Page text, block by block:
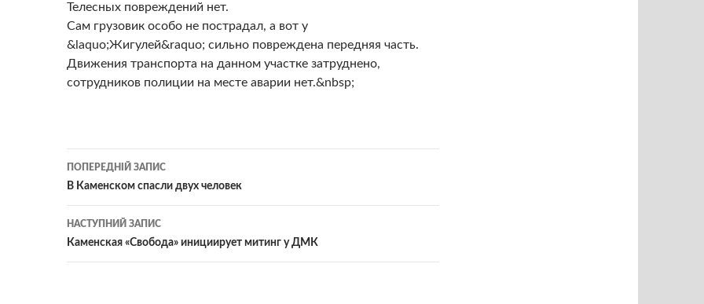
Телесных повреждений нет.
Сам грузовик особо не пострадал, а вот у
&laquo;Жигулей&raquo; сильно повреждена передняя часть.
Движения транспорта на данном участке затруднено,
сотрудников полиции на месте аварии нет.&nbsp;
Навігація
по
записам
ПОПЕРЕДНІЙ ЗАПИС
В Каменском спасли двух человек
НАСТУПНИЙ ЗАПИС
Каменская «Свобода» инициирует митинг у ДМК